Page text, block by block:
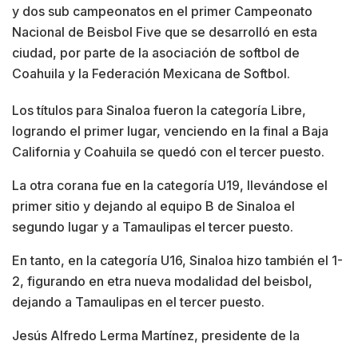
y dos sub campeonatos en el primer Campeonato
Nacional de Beisbol Five que se desarrolló en esta
ciudad, por parte de la asociación de softbol de
Coahuila y la Federación Mexicana de Softbol.
Los títulos para Sinaloa fueron la categoría Libre,
logrando el primer lugar, venciendo en la final a Baja
California y Coahuila se quedó con el tercer puesto.
La otra corana fue en la categoría U19, llevándose el
primer sitio y dejando al equipo B de Sinaloa el
segundo lugar y a Tamaulipas el tercer puesto.
En tanto, en la categoría U16, Sinaloa hizo también el 1-
2, figurando en etra nueva modalidad del beisbol,
dejando a Tamaulipas en el tercer puesto.
Jesús Alfredo Lerma Martínez, presidente de la